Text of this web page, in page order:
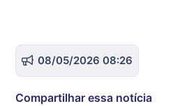
08/05/2026 08:26
Compartilhar essa notícia